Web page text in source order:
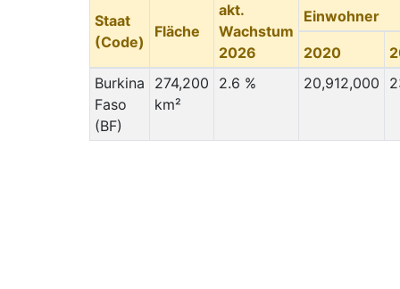
Staat
(Code)
Fläche
akt.
Wachstum
2026
Einwohner
2020
Burkina
Faso
(BF)
274,200
km²
2.6 % 20,912,000